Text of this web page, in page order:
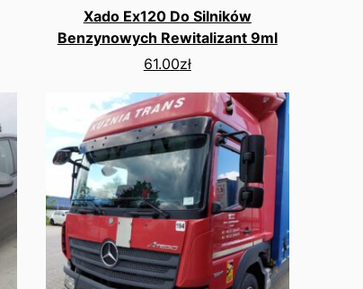
Xado Ex120 Do Silników
Benzynowych Rewitalizant 9ml
61.00zł